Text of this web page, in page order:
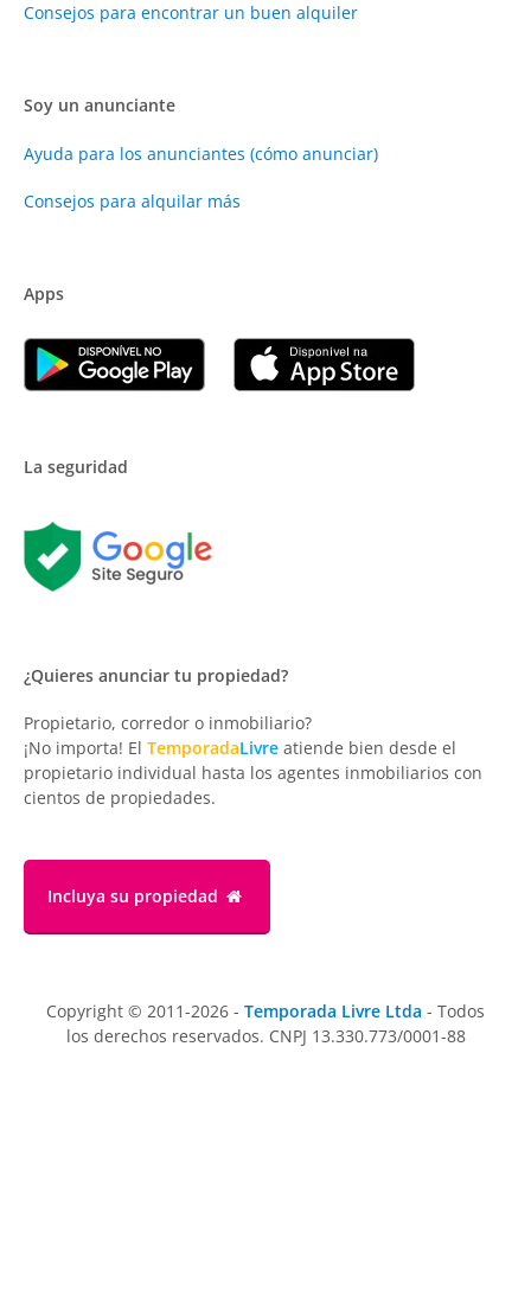
Consejos para encontrar un buen alquiler
Soy un anunciante
Ayuda para los anunciantes (cómo anunciar)
Consejos para alquilar más
Apps
La seguridad
¿Quieres anunciar tu propiedad?
Propietario, corredor o inmobiliario?
¡No importa! El TemporadaLivre atiende bien desde el
propietario individual hasta los agentes inmobiliarios con
cientos de propiedades.
Incluya su propiedad
Copyright © 2011-2026 - Temporada Livre Ltda - Todos
los derechos reservados. CNPJ 13.330.773/0001-88